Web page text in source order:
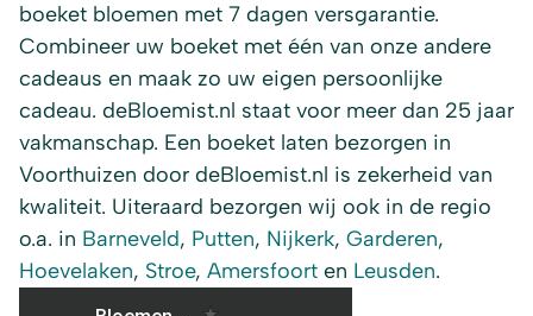
boeket bloemen met 7 dagen versgarantie.
Combineer uw boeket met één van onze andere
cadeaus en maak zo uw eigen persoonlijke
cadeau. deBloemist.nl staat voor meer dan 25 jaar
vakmanschap. Een boeket laten bezorgen in
Voorthuizen door deBloemist.nl is zekerheid van
kwaliteit. Uiteraard bezorgen wij ook in de regio
o.a. in Barneveld, Putten, Nijkerk, Garderen,
Hoevelaken, Stroe, Amersfoort en Leusden.